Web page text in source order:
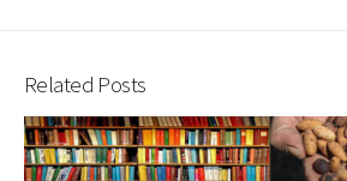
Related Posts